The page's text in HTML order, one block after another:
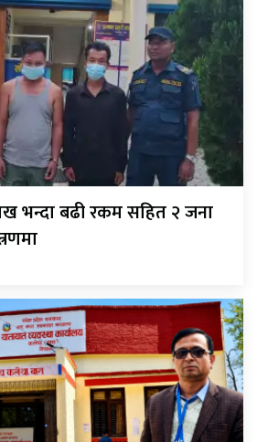
भन्दा बढी रकम सहित २ जना